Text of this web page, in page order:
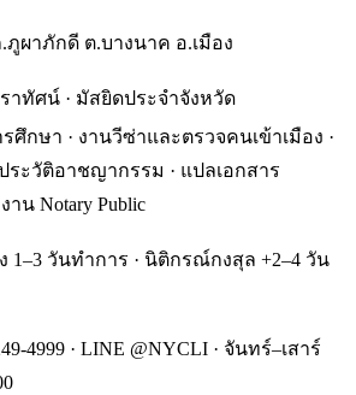
.ภูผาภักดี ต.บางนาค อ.เมือง
าทัศน์ · มัสยิดประจำจังหวัด
ศึกษา · งานวีซ่าและตรวจคนเข้าเมือง ·
ระวัติอาชญากรรม · แปลเอกสาร
าน Notary Public
1–3 วันทำการ · นิติกรณ์กงสุล +2–4 วัน
4999 · LINE @NYCLI · จันทร์–เสาร์